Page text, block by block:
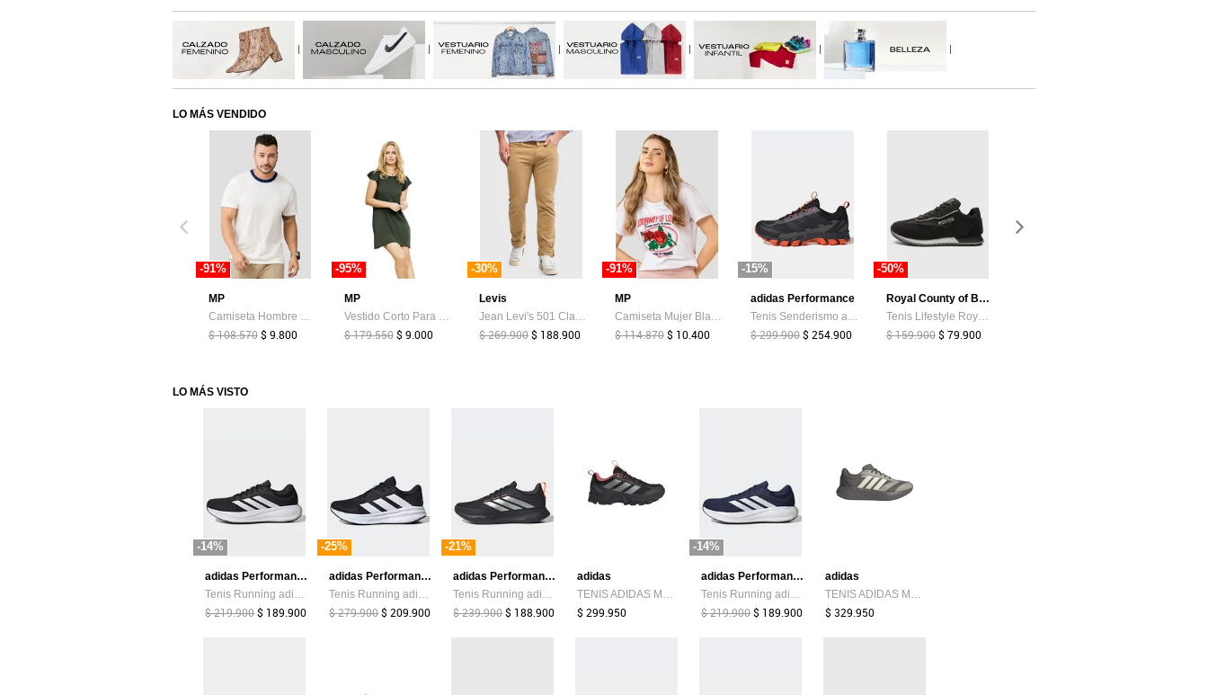
LO MÁS VENDIDO
-91%
MP
Camiseta Hombre Crema Mp 110530
$ 108.570 $ 9.800
-95%
MP
Vestido Corto Para Mujer Verde Militar MP
$ 179.550 $ 9.000
-30%
Levis
Jean Levi's 501 Classic Fit Arena
$ 269.900$ 188.900
-91%
MP
Camiseta Mujer Blanco Mp 114227
$ 114.870$ 10.400
-15%
adidas Performance
Tenis Senderismo adidas TERREX Rockadia Negro
$ 299.900$ 254.900
-50%
Royal County of Berkshire Polo
Tenis Lifestyle Royal County of Berkshire Polo Negro
$ 159.900$ 79.900
LO MÁS VISTO
-14%
adidas Performance
$ 219.900$ 189.900
-25%
adidas Performance
$ 279.900$ 209.900
-21%
adidas Performance
$ 239.900$ 188.900
adidas
$ 299.950
-14%
adidas Performance
$ 219.900$ 189.900
adidas
$ 329.950